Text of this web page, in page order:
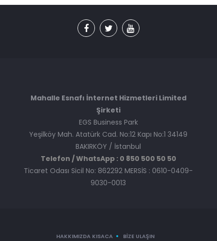
Mahalle Esnafı İnternet Hizmetleri Limited
Şirketi
EGS Business Park
Yeşilköy Mah. Atatürk Cad. No:12 Kapı No:1 34149
BAKIRKÖY / İstanbul
Telefon / WhatsApp : 0 850 500 50 50
Ticaret Odası Sicil No: 862292 MERSİS : 0610-0409-
9030-0013
HAKKIMIZDA KISACA BIZE ULAŞIN